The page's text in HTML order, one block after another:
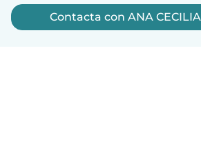
Contacta con ANA CECILIA